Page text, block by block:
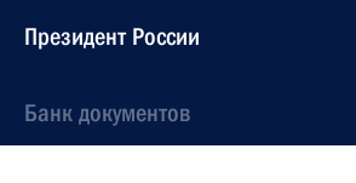
Президент России
Банк документов